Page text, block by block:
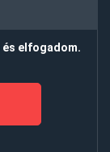
és elfogadom.